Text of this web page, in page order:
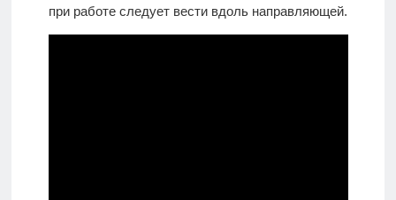
при работе следует вести вдоль направляющей.